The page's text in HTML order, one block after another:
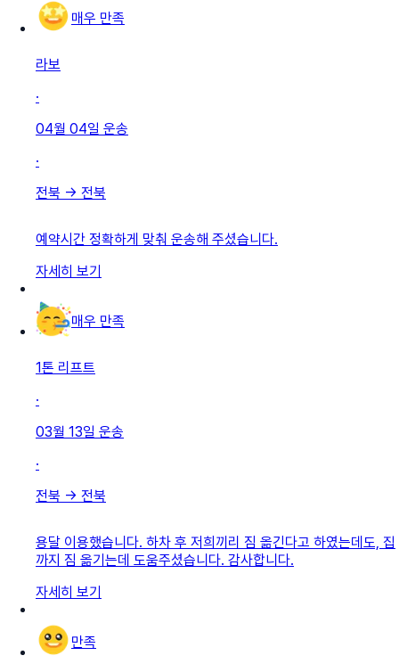
매우 만족
라보
·
04월 04일 운송
·
전북 → 전북
예약시간 정확하게 맞춰 운송해 주셨습니다.
자세히 보기
매우 만족
1톤 리프트
·
03월 13일 운송
·
전북 → 전북
용달 이용했습니다. 하차 후 저희끼리 짐 옮긴다고 하였는데도, 집
까지 짐 옮기는데 도움주셨습니다. 감사합니다.
자세히 보기
만족